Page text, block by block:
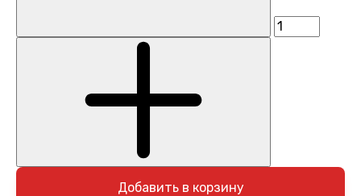
Добавить в корзину